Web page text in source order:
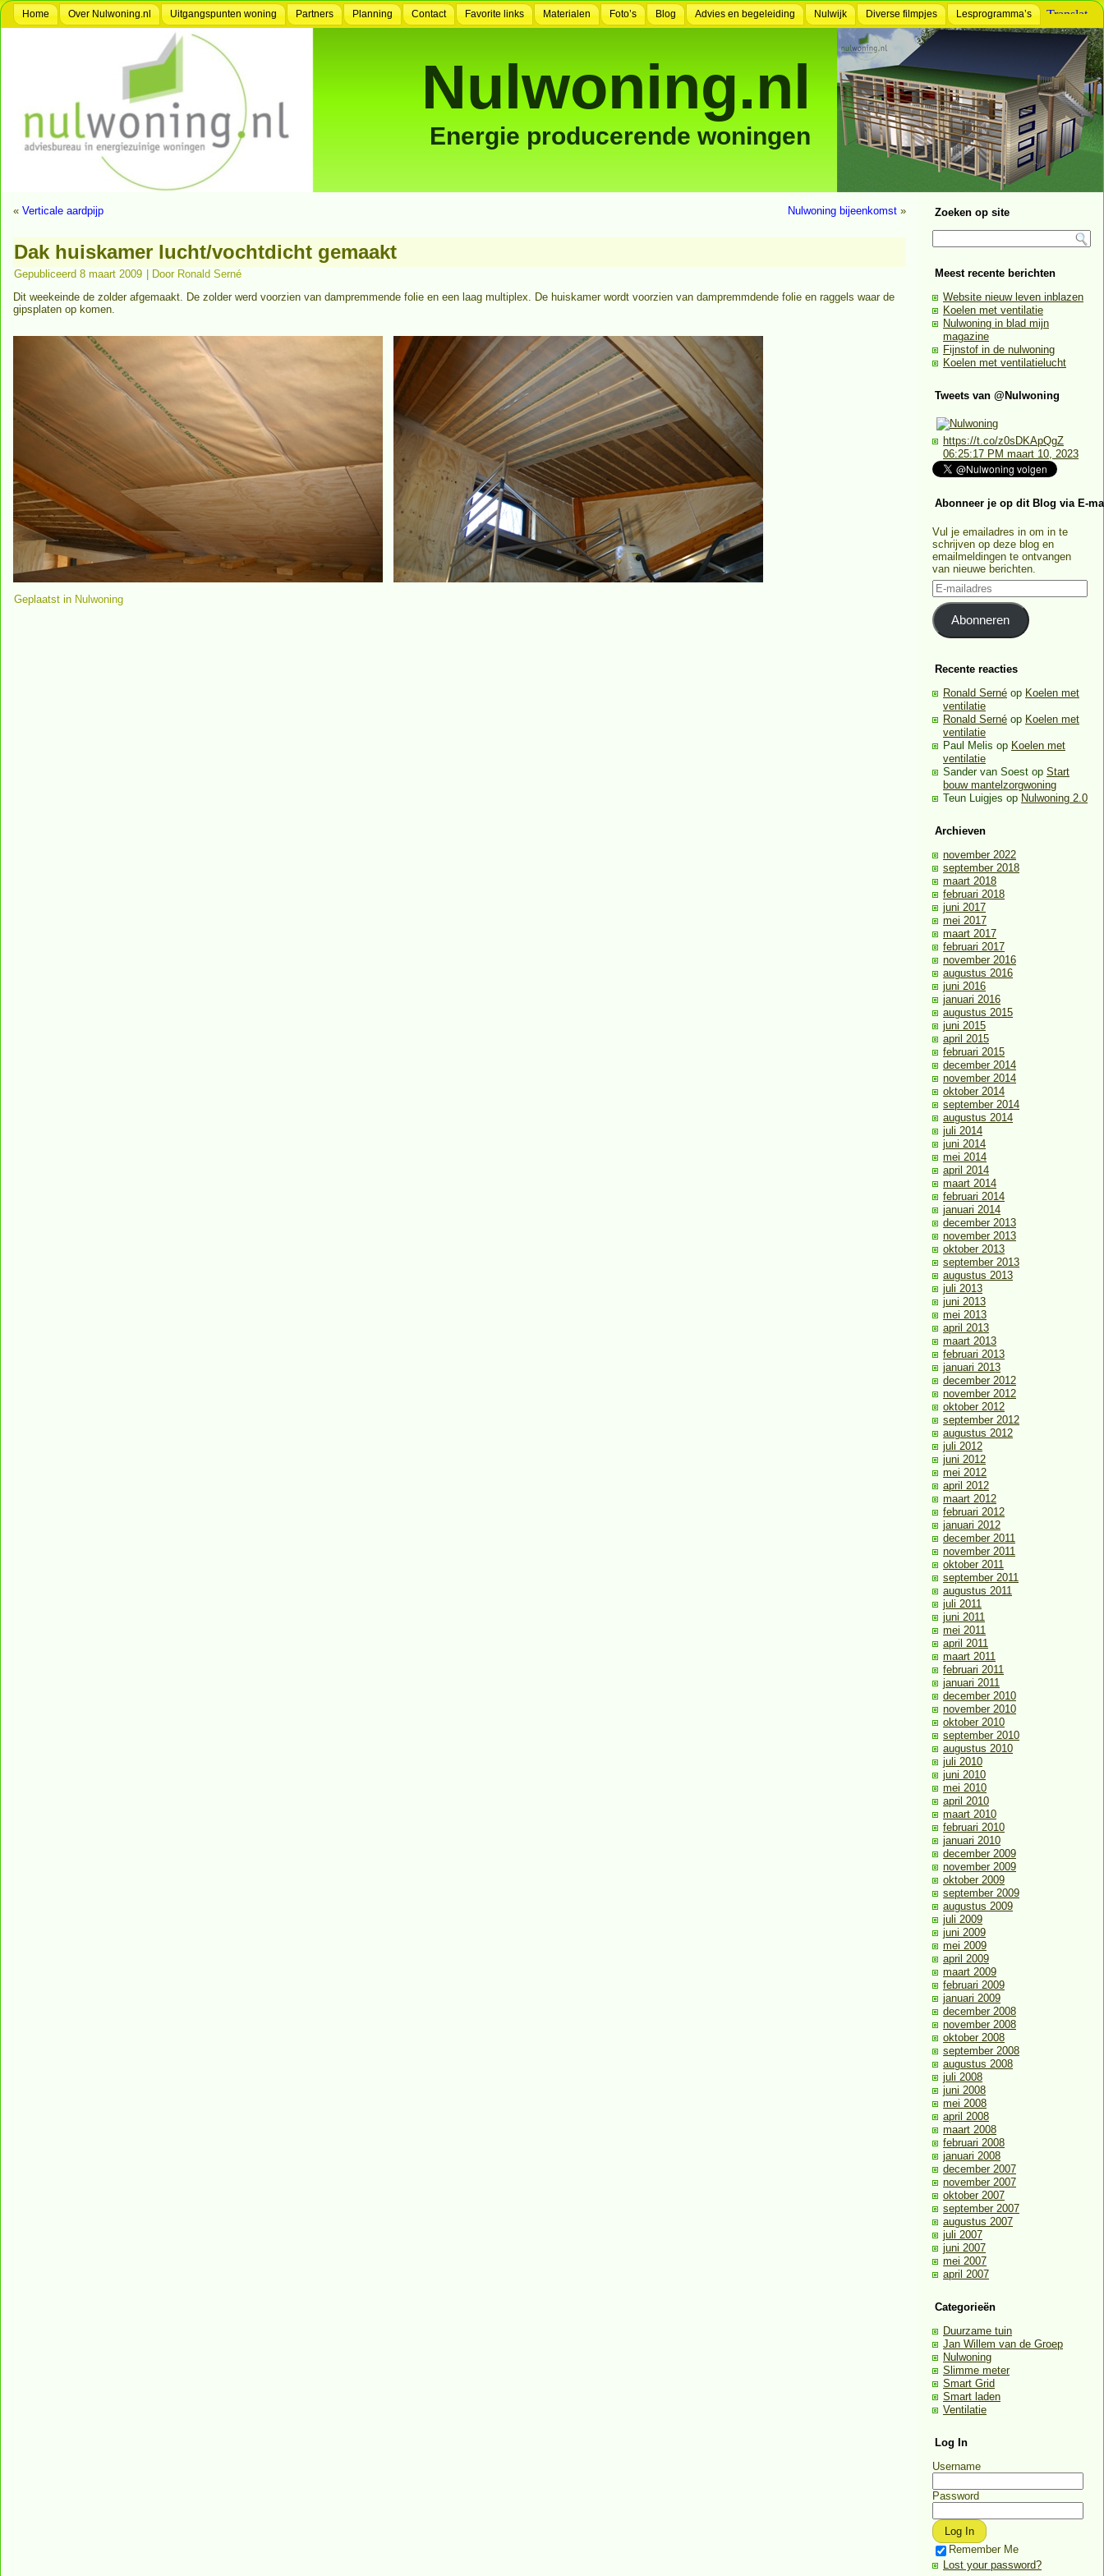
Home Over Nulwoning.nl Uitgangspunten woning Partners Planning Contact Favorite links Materialen Foto’s Blog Advies en begeleiding Nulwijk Diverse filmpjes Lesprogramma’s
Nulwoning.nl
Energie producerende woningen
« Verticale aardpijp Nulwoning bijeenkomst »
Dak huiskamer lucht/vochtdicht gemaakt
Gepubliceerd 8 maart 2009 Door Ronald Serné
Dit weekeinde de zolder afgemaakt. De zolder werd voorzien van dampremmende folie en een laag multiplex. De huiskamer wordt voorzien van dampremmdende folie en raggels waar de
gipsplaten op komen.
Geplaatst in Nulwoning
Zoeken op site
Meest recente berichten
Website nieuw leven inblazen
Koelen met ventilatie
Nulwoning in blad mijn
magazine
Fijnstof in de nulwoning
Koelen met ventilatielucht
Tweets van @Nulwoning
https://t.co/z0sDKApQgZ
06:25:17 PM maart 10, 2023
Abonneer je op dit Blog via E-
Vul je emailadres in om in te
schrijven op deze blog en
emailmeldingen te ontvangen
van nieuwe berichten.
E-
mailadres
Abonneren
Recente reacties
Ronald Serné op Koelen met
ventilatie
Ronald Serné op Koelen met
ventilatie
Paul Melis op Koelen met
ventilatie
Sander van Soest op Start
bouw mantelzorgwoning
Teun Luigjes op Nulwoning 2.0
Archieven
november 2022
september 2018
maart 2018
februari 2018
juni 2017
mei 2017
maart 2017
februari 2017
november 2016
augustus 2016
juni 2016
januari 2016
augustus 2015
juni 2015
april 2015
februari 2015
december 2014
november 2014
oktober 2014
september 2014
augustus 2014
juli 2014
juni 2014
mei 2014
april 2014
maart 2014
februari 2014
januari 2014
december 2013
november 2013
oktober 2013
september 2013
augustus 2013
juli 2013
juni 2013
mei 2013
april 2013
maart 2013
februari 2013
januari 2013
december 2012
november 2012
oktober 2012
september 2012
augustus 2012
juli 2012
juni 2012
mei 2012
april 2012
maart 2012
februari 2012
januari 2012
december 2011
november 2011
oktober 2011
september 2011
augustus 2011
juli 2011
juni 2011
mei 2011
april 2011
maart 2011
februari 2011
januari 2011
december 2010
november 2010
oktober 2010
september 2010
augustus 2010
juli 2010
juni 2010
mei 2010
april 2010
maart 2010
februari 2010
januari 2010
december 2009
november 2009
oktober 2009
september 2009
augustus 2009
juli 2009
juni 2009
mei 2009
april 2009
maart 2009
februari 2009
januari 2009
december 2008
november 2008
oktober 2008
september 2008
augustus 2008
juli 2008
juni 2008
mei 2008
april 2008
maart 2008
februari 2008
januari 2008
december 2007
november 2007
oktober 2007
september 2007
augustus 2007
juli 2007
juni 2007
mei 2007
april 2007
Categorieën
Duurzame tuin
Jan Willem van de Groep
Nulwoning
Slimme meter
Smart Grid
Smart laden
Ventilatie
Log In
Username
Password
Remember Me
Lost your password?